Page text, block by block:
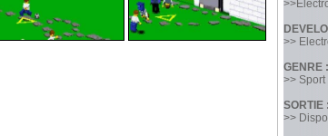
>>
GENRE :
>> Sport
SORTIE :
>> Dispo